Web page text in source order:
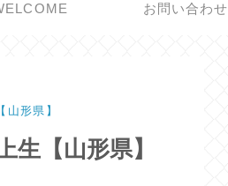
お問い合わせ
形県】
【山形県】